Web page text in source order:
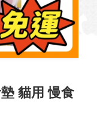
貓用 慢食